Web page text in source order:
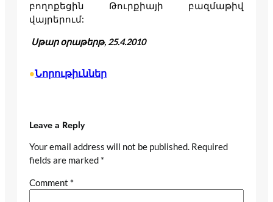
բողոքեցին Թուրքիայի բազմաթիվ
վայրերում:
Սթար օրաթերթ, 25.4.2010
•Նորութիւններ
Leave a Reply
Your email address will not be published. Required
fields are marked *
Comment *